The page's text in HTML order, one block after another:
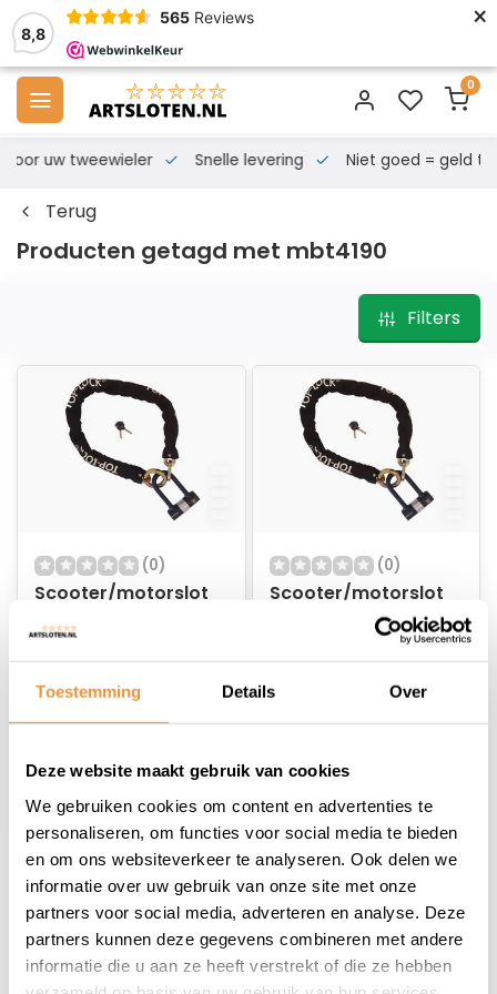
Toestemming Details Over
Deze website maakt gebruik van cookies
We gebruiken cookies om content en advertenties te
personaliseren, om functies voor social media te bieden
en om ons websiteverkeer te analyseren. Ook delen we
informatie over uw gebruik van onze site met onze
partners voor social media, adverteren en analyse. Deze
partners kunnen deze gegevens combineren met andere
informatie die u aan ze heeft verstrekt of die ze hebben
8,8
565 Reviews ×
0
voor uw tweewieler Snelle levering Niet goed = geld
Terug
Producten getagd met mbt4190
Filters
(0)
Scooter/motorslot
Loopoog MBT4190
Op voorraad
(0)
Scooter/motorslot
ART-4 170cm
Loopoog MBT4190
Niet op voorraad
1